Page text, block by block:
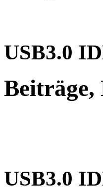
USB3.0
Beiträge,
USB3.0